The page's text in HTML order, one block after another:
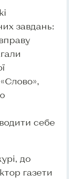
завдань:
себе
до
газети